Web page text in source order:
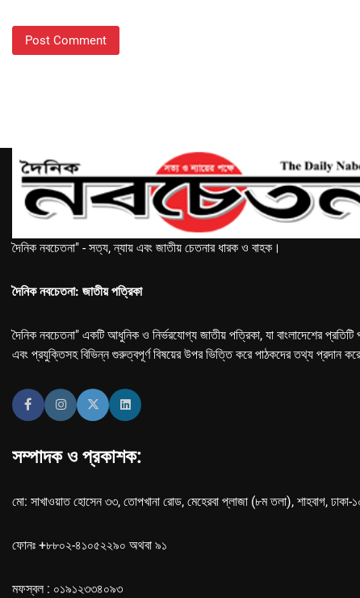
দৈনিক নবচেতনা" - সত্য, ন্যায় এবং জাতীয় চেতনার ধারক ও বাহক।
দৈনিক নবচেতনা: জাতীয় পত্রিকা
দৈনিক নবচেতনা" একটি আধুনিক ও নির্ভরযোগ্য জাতীয় পত্রিকা, যা বাংলাদেশের
এবং প্রযুক্তিসহ বিভিন্ন গুরুত্বপূর্ণ বিষয়ের উপর ভিত্তি করে পাঠকদের তথ্য প্রদান
সম্পাদক ও প্রকাশক:
মো: সাখাওয়াত হোসেন ৩৩, তোপখানা রোড, মেহেরবা প্লাজা (৮ম তলা), শাহবাগ, ঢাকা-
ফোনঃ +৮৮০২-৪১০৫২২৯০ অথবা ৯১
মফস্বল : ০১৯১২৩৩৪০৯৩